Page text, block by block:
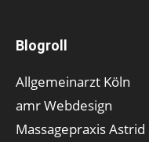
Blogroll
Allgemeinarzt Köln
amr Webdesign
Massagepraxis